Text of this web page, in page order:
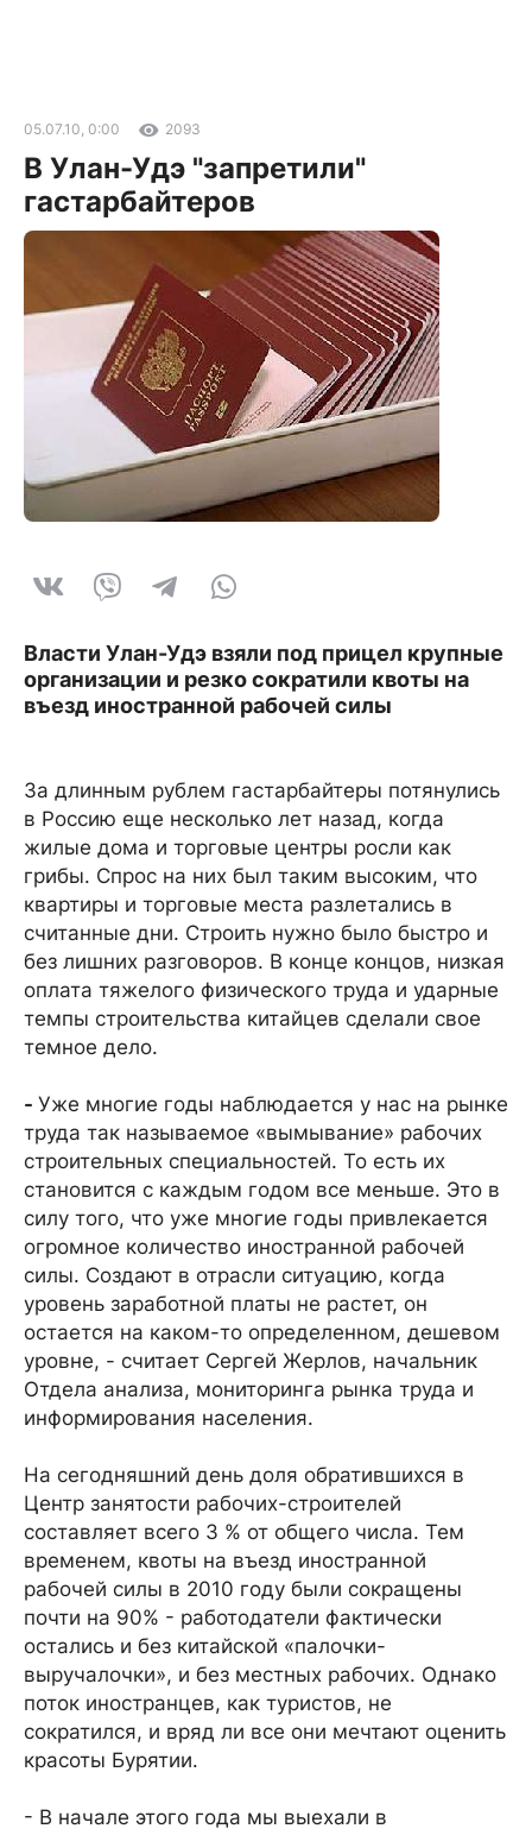
05.07.10, 0:00 2093
В Улан-Удэ "запретили"
гастарбайтеров
Власти Улан-Удэ взяли под прицел крупные
организации и резко сократили квоты на
въезд иностранной рабочей силы
За длинным рублем гастарбайтеры потянулись
в Россию еще несколько лет назад, когда
жилые дома и торговые центры росли как
грибы. Спрос на них был таким высоким, что
квартиры и торговые места разлетались в
считанные дни. Строить нужно было быстро и
без лишних разговоров. В конце концов, низкая
оплата тяжелого физического труда и ударные
темпы строительства китайцев сделали свое
темное дело.
- Уже многие годы наблюдается у нас на рынке
труда так называемое «вымывание» рабочих
строительных специальностей. То есть их
становится с каждым годом все меньше. Это в
силу того, что уже многие годы привлекается
огромное количество иностранной рабочей
силы. Создают в отрасли ситуацию, когда
уровень заработной платы не растет, он
остается на каком-то определенном, дешевом
уровне, - считает Сергей Жерлов, начальник
Отдела анализа, мониторинга рынка труда и
информирования населения.
На сегодняшний день доля обратившихся в
Центр занятости рабочих-строителей
составляет всего 3 % от общего числа. Тем
временем, квоты на въезд иностранной
рабочей силы в 2010 году были сокращены
почти на 90% - работодатели фактически
остались и без китайской «палочки-
выручалочки», и без местных рабочих. Однако
поток иностранцев, как туристов, не
сократился, и вряд ли все они мечтают оценить
красоты Бурятии.
- В начале этого года мы выехали в